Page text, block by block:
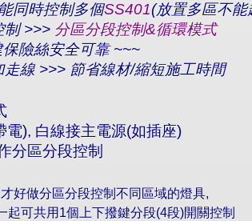
同時控制多個SS401(放置多區不能
制>>> 分區分段控制&循環模式
保險絲安全可靠~~~
走線>>> 節省線材/縮短施工時間
電), 白線接主電源(如插座)
分區分段控制
才好做分區分段控制不同區域的燈具,
起可共用 1個上下撥鍵分段(4段)開關控制